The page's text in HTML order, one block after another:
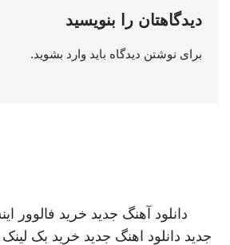
دیدگاهتان را بنویسید
برای نوشتن دیدگاه باید وارد بشوید.
دانلود آهنگ جدید خرید فالوور
جدید دانلود اهنگ جدید خرید بک لینک